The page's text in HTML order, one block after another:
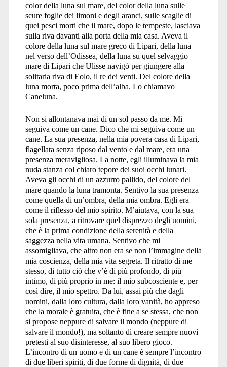
color della luna sul mare, del color della luna sulle
scure foglie dei limoni e degli aranci, sulle scaglie di
quei pesci morti che il mare, dopo le tempeste, lasciava
sulla riva davanti alla porta della mia casa. Aveva il
colore della luna sul mare greco di Lipari, della luna
nel verso dell’Odissea, della luna su quel selvaggio
mare di Lipari che Ulisse navigò per giungere alla
solitaria riva di Eolo, il re dei venti. Del colore della
luna morta, poco prima dell’alba. Lo chiamavo
Caneluna.
Non si allontanava mai di un sol passo da me. Mi
seguiva come un cane. Dico che mi seguiva come un
cane. La sua presenza, nella mia povera casa di Lipari,
flagellata senza riposo dal vento e dal mare, era una
presenza meravigliosa. La notte, egli illuminava la mia
nuda stanza col chiaro tepore dei suoi occhi lunari.
Aveva gli occhi di un azzurro pallido, del colore del
mare quando la luna tramonta. Sentivo la sua presenza
come quella di un’ombra, della mia ombra. Egli era
come il riflesso del mio spirito. M’aiutava, con la sua
sola presenza, a ritrovare quel disprezzo degli uomini,
che è la prima condizione della serenità e della
saggezza nella vita umana. Sentivo che mi
assomigliava, che altro non era se non l’immagine della
mia coscienza, della mia vita segreta. Il ritratto di me
stesso, di tutto ciò che v’è di più profondo, di più
intimo, di più proprio in me: il mio subcosciente e, per
così dire, il mio spettro. Da lui, assai più che dagli
uomini, dalla loro cultura, dalla loro vanità, ho appreso
che la morale è gratuita, che è fine a se stessa, che non
si propose neppure di salvare il mondo (neppure di
salvare il mondo!), ma soltanto di creare sempre nuovi
pretesti al suo disinteresse, al suo libero gioco.
L’incontro di un uomo e di un cane è sempre l’incontro
di due liberi spiriti, di due forme di dignità, di due